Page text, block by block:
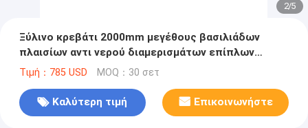
2/5
Ξύλινο κρεβάτι 2000mm μεγέθους βασιλιάδων
πλαισίων αντι νερού διαμερισμάτων επίπλων
κρεβατοκάμαρων
Τιμή：785 USD MOQ：30 σετ
Καλύτερη τιμή Επικοινωνήστε